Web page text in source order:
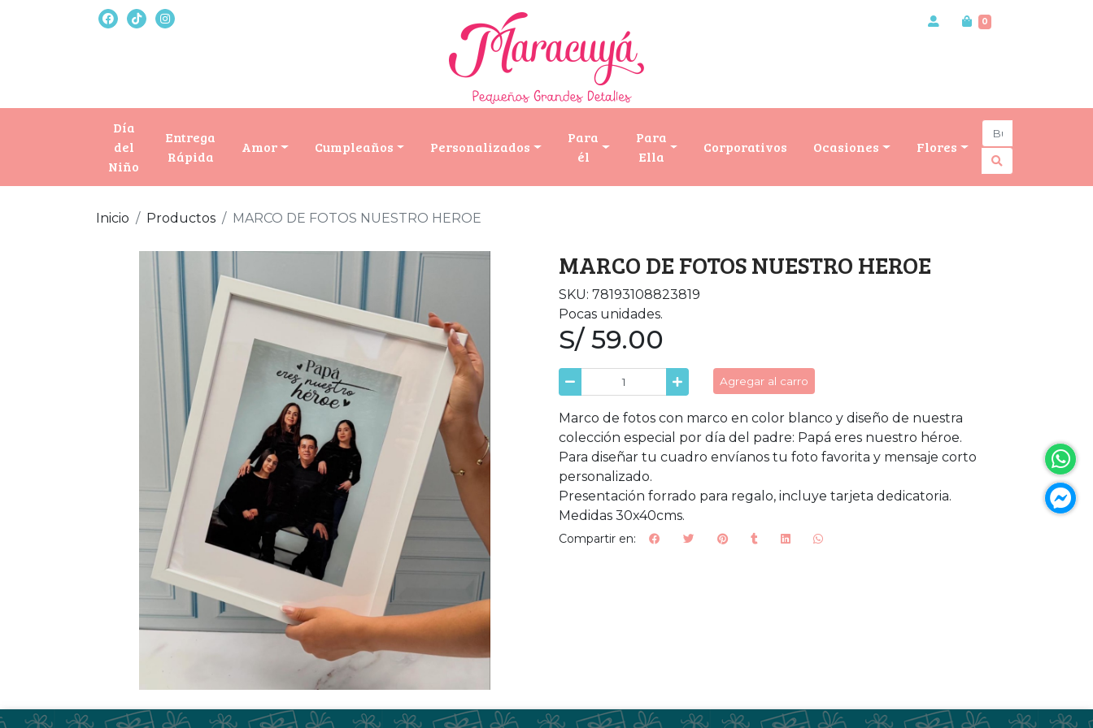
0
Día
del
Niño
Entrega
Rápida
Amor Cumpleaños Personalizados
Para
él
Para
Ella
Corporativos Ocasiones Flores
Inicio Productos MARCO DE FOTOS NUESTRO HEROE
MARCO DE FOTOS NUESTRO HEROE
SKU: 78193108823819
Pocas unidades.
S/ 59.00
Agregar al carro
Marco de fotos con marco en color blanco y diseño de nuestra
colección especial por día del padre: Papá eres nuestro héroe.
Para diseñar tu cuadro envíanos tu foto favorita y mensaje corto
personalizado.
Presentación forrado para regalo, incluye tarjeta dedicatoria.
Medidas 30x40cms.
Compartir en: